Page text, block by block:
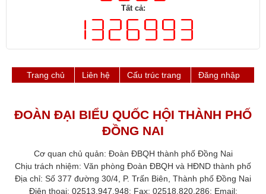
Tất cả:
Trang chủ Liên hệ Cấu trúc trang Đăng nhập
ĐOÀN ĐẠI BIỂU QUỐC HỘI THÀNH PHỐ
ĐỒNG NAI
Cơ quan chủ quản: Đoàn ĐBQH thành phố Đồng Nai
Chịu trách nhiệm: Văn phòng Đoàn ĐBQH và HĐND thành phố​
Địa chỉ: Số 377 đường 30/4, P. Trấn Biên, Thành phố Đồng Nai
Điện thoại: 02513.947.948; Fax: 02518.820.286​; Email: